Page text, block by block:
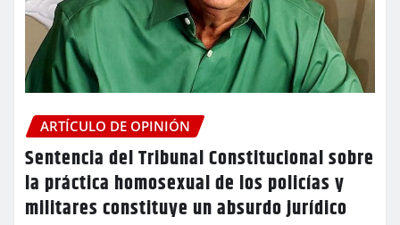
ARTÍCULO DE OPINIÓN
Sentencia del Tribunal Constitucional sobre
la práctica homosexual de los policías y
militares constituye un absurdo jurídico